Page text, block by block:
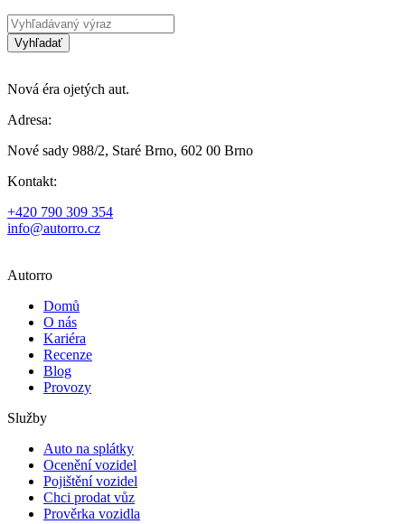
Vyhľadať
Nová éra ojetých aut.
Adresa:
Nové sady 988/2, Staré Brno, 602 00 Brno
Kontakt:
+420 790 309 354
info@autorro.cz
Autorro
Domů
O nás
Kariéra
Recenze
Blog
Provozy
Služby
Auto na splátky
Ocenění vozidel
Pojištění vozidel
Chci prodat vůz
Prověrka vozidla